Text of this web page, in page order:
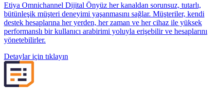
Etiya Omnichannel Dijital Önyüz her kanaldan sorunsuz, tutarlı,
bütünleşik müşteri deneyimi yaşanmasını sağlar. Müşteriler, kendi
destek hesaplarına her yerden, her zaman ve her cihaz ile yüksek
performanslı bir kullanıcı arabirimi yoluyla erişebilir ve hesaplarını
yönetebilirler.
Detaylar için tıklayın